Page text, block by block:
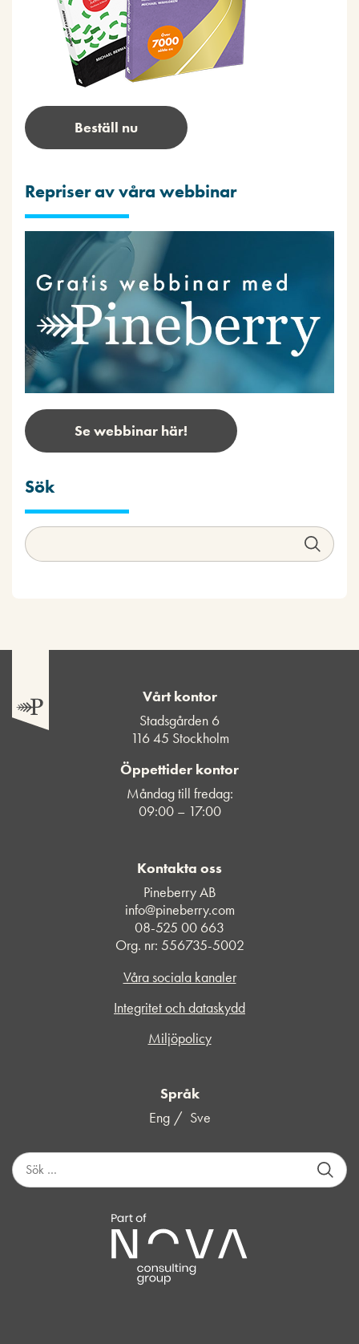
Beställ nu
Repriser av våra webbinar
Se webbinar här!
Sök
Vårt kontor
Stadsgården 6
116 45 Stockholm
Öppettider kontor
Måndag till fredag:
09:00 – 17:00
Kontakta oss
Pineberry AB
info@pineberry.com
08-525 00 663
Org. nr: 556735-5002
Våra sociala kanaler
Integritet och dataskydd
Miljöpolicy
Språk
Eng
Sve
S
ö
k